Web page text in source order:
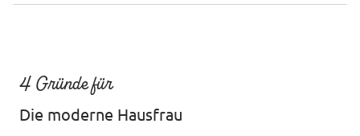
4 Gründe für
Die moderne Hausfrau